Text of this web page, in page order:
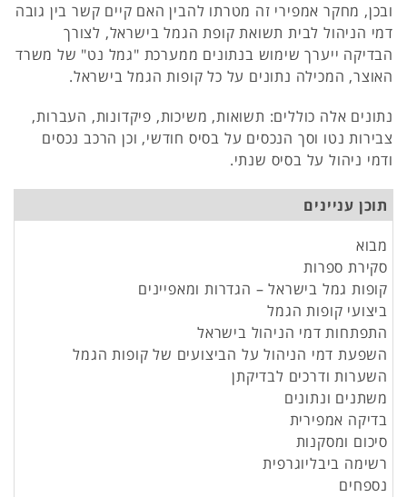
ובכן, מחקר אמפירי זה מטרתו להבין האם קיים קשר בין גובה
דמי הניהול לבית תשואת קופת הגמל בישראל, לצורך
הבדיקה ייערך שימוש בנתונים ממערכת "גמל נט" של משרד
האוצר, המכילה נתונים על כל קופות הגמל בישראל.
נתונים אלה כוללים: תשואות, משיכות, פיקדונות, העברות,
צבירות נטו וסך הנכסים על בסיס חודשי, וכן הרכב נכסים
ודמי ניהול על בסיס שנתי.
תוכן עניינים
מבוא
סקירת ספרות
קופות גמל בישראל – הגדרות ומאפיינים
ביצועי קופות הגמל
התפתחות דמי הניהול בישראל
השפעת דמי הניהול על הביצועים של קופות הגמל
השערות ודרכים לבדיקתן
משתנים ונתונים
בדיקה אמפירית
סיכום ומסקנות
רשימה ביבליוגרפית
נספחים